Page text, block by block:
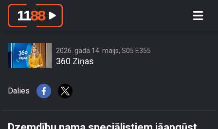
Dzemdību nama speciālistiem
jāapgūst kultūras atšķirības, jo arvien
pilsoņiem
2026. gada 14. maijs, S05 E355
360 Ziņas
Dalies